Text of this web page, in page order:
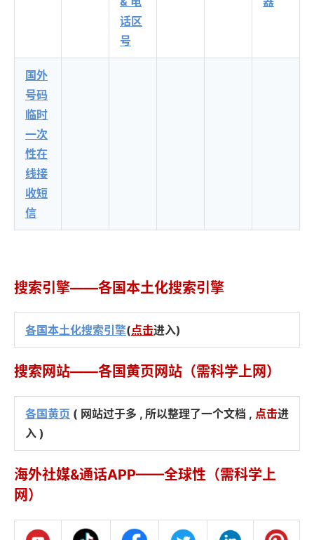
话区
号
国外
号码
临时
一次
性在
线接
收短
信
搜索引擎——各国本土化搜索引擎
各国本土化搜索引擎(点击进入)
搜索网站——各国黄页网站（需科学上网）
各国黄页 ( 网站过于多 , 所以整理了一个文档 , 点击进
入 )
海外社媒&通话APP——全球性（需科学上
网）